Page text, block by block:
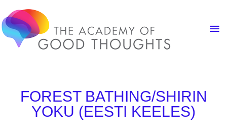
FOREST BATHING/SHIRIN
YOKU (EESTI KEELES)